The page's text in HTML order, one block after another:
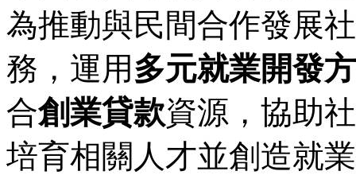
為推動與民間合作發展
務，運用多元就業開發
合創業貸款資源，協助
培育相關人才並創造就